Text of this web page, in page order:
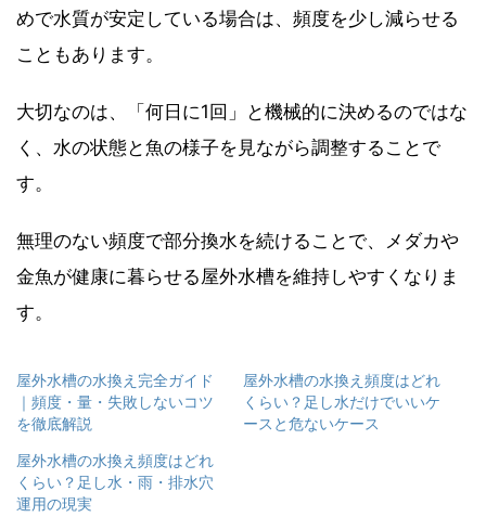
めで水質が安定している場合は、頻度を少し減らせる
こともあります。
大切なのは、「何日に1回」と機械的に決めるのではな
く、水の状態と魚の様子を見ながら調整することで
す。
無理のない頻度で部分換水を続けることで、メダカや
金魚が健康に暮らせる屋外水槽を維持しやすくなりま
す。
屋外水槽の水換え完全ガイド
｜頻度・量・失敗しないコツ
を徹底解説
屋外水槽の水換え頻度はどれ
くらい？足し水だけでいいケ
ースと危ないケース
屋外水槽の水換え頻度はどれ
くらい？足し水・雨・排水穴
運用の現実